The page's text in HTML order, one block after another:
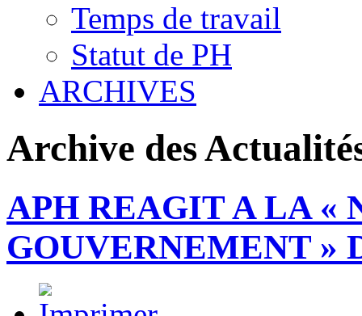
Temps de travail
Statut de PH
ARCHIVES
Archive des
APH REAGIT A LA «
GOUVERNEMENT »